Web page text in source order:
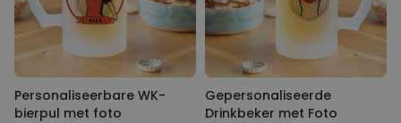
Personaliseerbare WK-
bierpul met foto
Gepersonaliseerde
Drinkbeker met Foto